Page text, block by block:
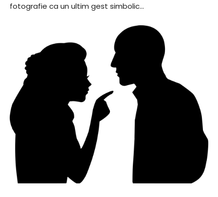
fotografie ca un ultim gest simbolic…